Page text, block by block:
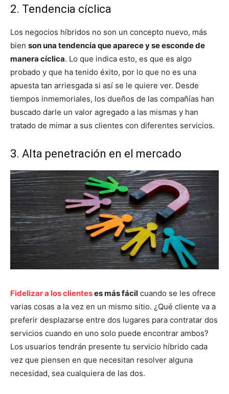
2. Tendencia cíclica
Los negocios híbridos no son un concepto nuevo, más
bien son una tendencia que aparece y se esconde de
manera cíclica. Lo que indica esto, es que es algo
probado y que ha tenido éxito, por lo que no es una
apuesta tan arriesgada si así se le quiere ver. Desde
tiempos inmemoriales, los dueños de las compañías han
buscado darle un valor agregado a las mismas y han
tratado de mimar a sus clientes con diferentes servicios.
3. Alta penetración en el mercado
Fidelizar a los clienteses más fácil cuando se les ofrece
varias cosas a la vez en un mismo sitio. ¿Qué cliente va a
preferir desplazarse entre dos lugares para contratar dos
servicios cuando en uno solo puede encontrar ambos?
Los usuarios tendrán presente tu servicio híbrido cada
vez que piensen en que necesitan resolver alguna
necesidad, sea cualquiera de las dos.